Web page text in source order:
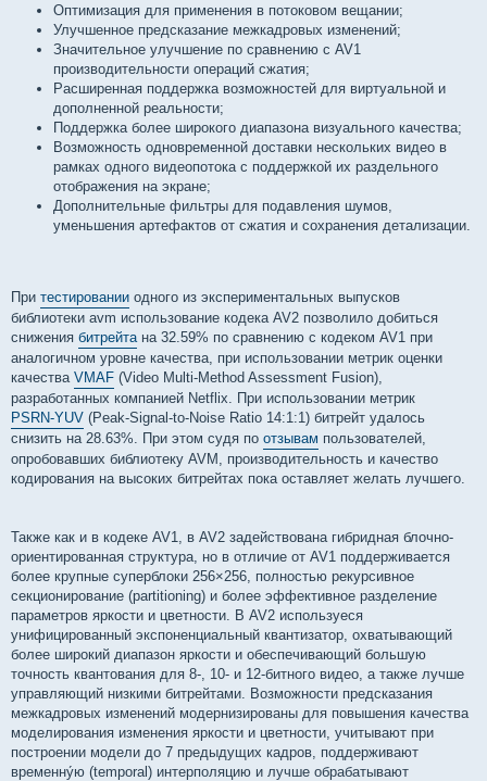
Оптимизация для применения в потоковом вещании;
Улучшенное предсказание межкадровых изменений;
Значительное улучшение по сравнению с AV1
производительности операций сжатия;
Расширенная поддержка возможностей для виртуальной и
дополненной реальности;
Поддержка более широкого диапазона визуального качества;
Возможность одновременной доставки нескольких видео в
рамках одного видеопотока с поддержкой их раздельного
отображения на экране;
Дополнительные фильтры для подавления шумов,
уменьшения артефактов от сжатия и сохранения детализации.
При тестировании одного из экспериментальных выпусков
библиотеки avm использование кодека AV2 позволило добиться
снижения битрейта на 32.59% по сравнению с кодеком AV1 при
аналогичном уровне качества, при использовании метрик оценки
качества VMAF (Video Multi-Method Assessment Fusion),
разработанных компанией Netflix. При использовании метрик
PSRN-YUV (Peak-Signal-to-Noise Ratio 14:1:1) битрейт удалось
снизить на 28.63%. При этом судя по отзывам пользователей,
опробовавших библиотеку AVM, производительность и качество
кодирования на высоких битрейтах пока оставляет желать лучшего.
Также как и в кодеке AV1, в AV2 задействована гибридная блочно-
ориентированная структура, но в отличие от AV1 поддерживается
более крупные суперблоки 256×256, полностью рекурсивное
секционирование (partitioning) и более эффективное разделение
параметров яркости и цветности. В AV2 используеся
унифицированный экспоненциальный квантизатор, охватывающий
более широкий диапазон яркости и обеспечивающий большую
точность квантования для 8-, 10- и 12-битного видео, а также лучше
управляющий низкими битрейтами. Возможности предсказания
межкадровых изменений модернизированы для повышения качества
моделирования изменения яркости и цветности, учитывают при
построении модели до 7 предыдущих кадров, поддерживают
временну́ю (temporal) интерполяцию и лучше обрабатывают